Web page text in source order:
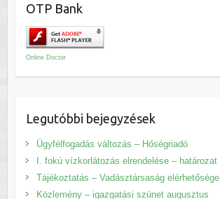
OTP Bank
Online Doctor
Legutóbbi bejegyzések
Ügyfélfogadás változás – Hőségriadó
I. fokú vízkorlátozás elrendelése – határozat
Tájékoztatás – Vadásztársaság elérhetősége
Közlemény – igazgatási szünet augusztus